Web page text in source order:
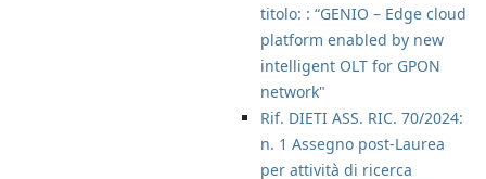
titolo: : “GENIO – Edge cloud
platform enabled by new
intelligent OLT for GPON
network"
Rif. DIETI ASS. RIC. 70/2024:
n. 1 Assegno post-Laurea
per attività di ricerca